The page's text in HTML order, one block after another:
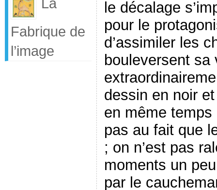
Fabrique de
l’image
le décalage
pour le
d’assimiler les
bouleversent sa
dessin en noir
en même temps
pas au fait que
; on n’est pas
moments un
par le